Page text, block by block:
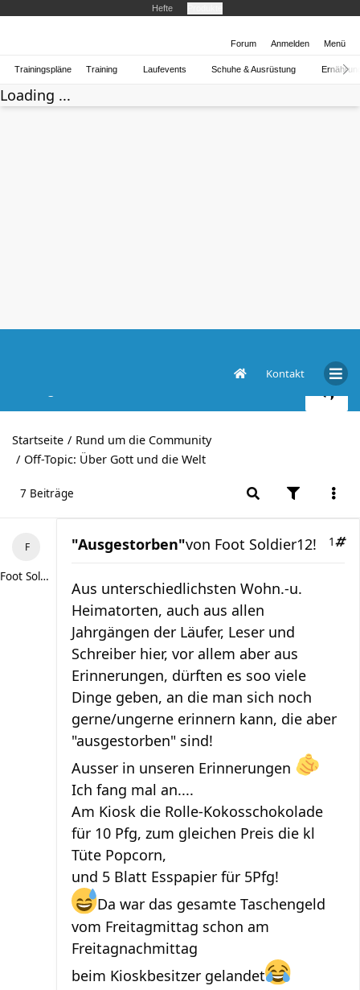
Hefte
Forum Anmelden Menü
Trainingspläne Training Laufevents Schuhe & Ausrüstung
Loading ...
Kontakt
Startseite
Rund um die Community
Off-Topic: Über Gott und die Welt
7 Beiträge
Foot Soldier12!
"Ausgestorben" 1
von Foot Soldier12!
Aus unterschiedlichsten Wohn.-u.
Heimatorten, auch aus allen
Jahrgängen der Läufer, Leser und
Schreiber hier, vor allem aber aus
Erinnerungen, dürften es soo viele
Dinge geben, an die man sich noch
gerne/ungerne erinnern kann, die aber
"ausgestorben" sind!
Ausser in unseren Erinnerungen
Ich fang mal an....
Am Kiosk die Rolle-Kokosschokolade
für 10 Pfg, zum gleichen Preis die kl
Tüte Popcorn,
und 5 Blatt Esspapier für 5Pfg!
Da war das gesamte Taschengeld
vom Freitagmittag schon am
Freitagnachmittag
beim Kioskbesitzer gelandet